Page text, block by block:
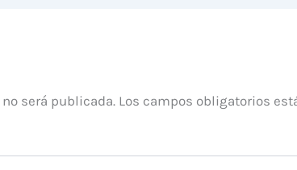
será publicada. Los campos obligatorios